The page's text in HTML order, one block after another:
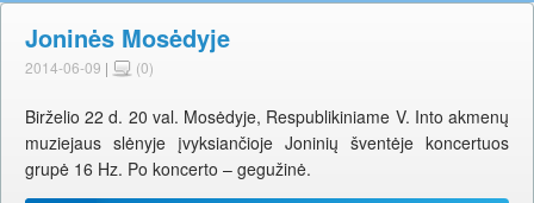
Joninės Mosėdyje
2014-06-09 | (0)
Birželio 22 d. 20 val. Mosėdyje, Respublikiniame V. Into akmenų
muziejaus slėnyje įvyksiančioje Joninių šventėje koncertuos
grupė 16 Hz. Po koncerto – gegužinė.